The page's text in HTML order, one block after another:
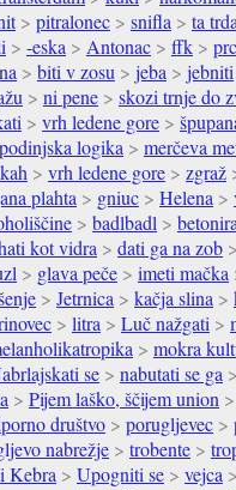
> pitralonec > snifla > ta
> -eska > Antonac > ffk >
> biti v zosu > jeba > jebniti
> ni pene > skozi trnje do
> vrh ledene gore >
logika > merčeva
> vrh ledene gore > zgraž
plahta > gniuc > Helena >
> badlbadl >
kot vidra > dati ga na zob
> glava peče > imeti mačka
> Jetrnica > kačja slina >
> litra > Luč nažgati >
> mokra
se > nabutati se ga
> Pijem laško, ščijem union
društvo > porugljevec >
nabrežje > trobente >
Kebra > Upogniti se > vejca